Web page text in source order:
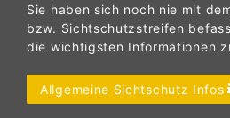
Sie haben sich noch nie mit
bzw. Sichtschutzstreifen
die wichtigsten Informationen
Allgemeine Sichtschutz Infos